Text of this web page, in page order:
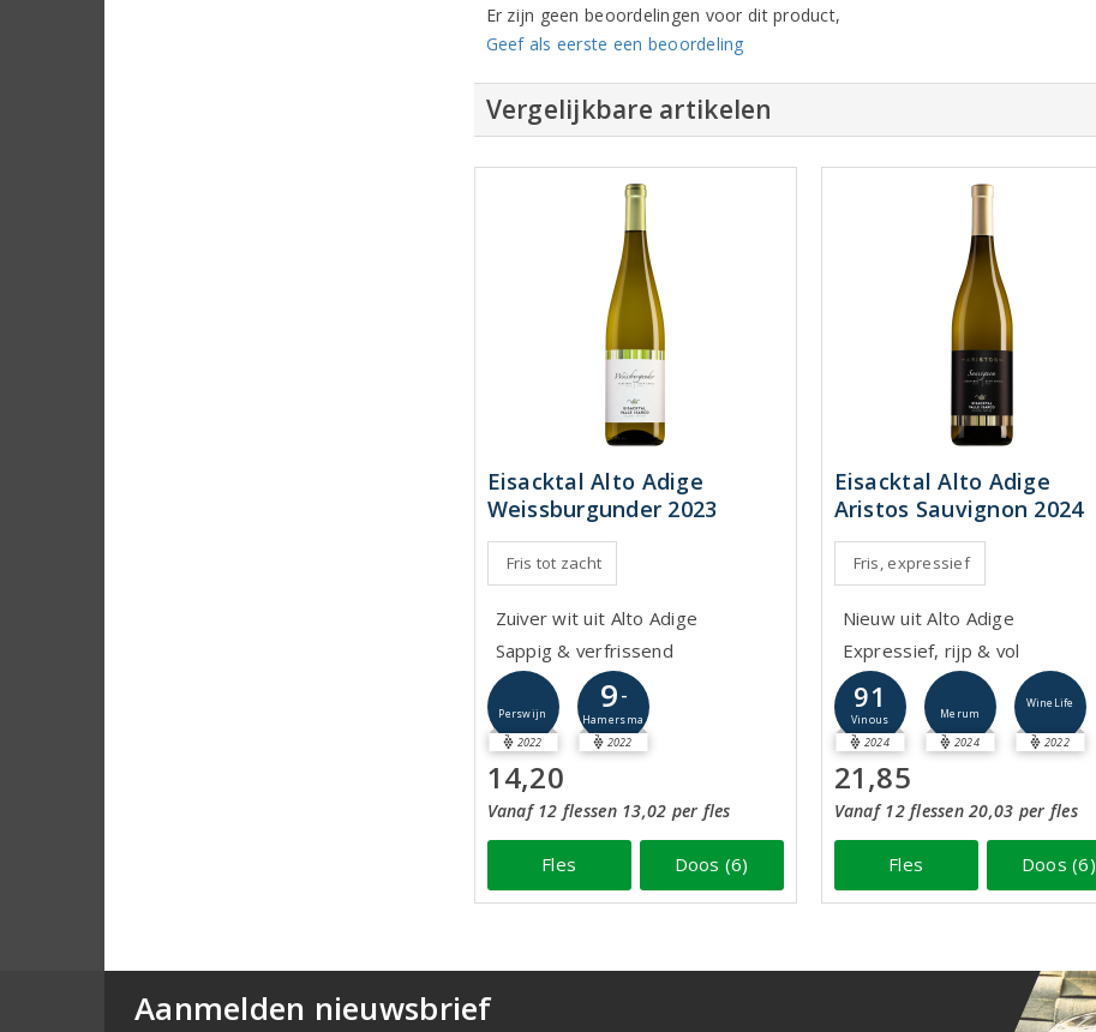
Er zijn geen beoordelingen voor dit product,
Geef als eerste een beoordeling
Vergelijkbare artikelen
Eisacktal Alto Adige
Weissburgunder 2023
Fris tot zacht
Zuiver wit uit Alto Adige
Sappig & verfrissend
Perswijn
2022
9 -
Hamersma
2022
14,20
Vanaf 12 flessen 13,02 per fles
Fles Doos (6)
Eisacktal Alto Adige
Aristos Sauvignon 2024
Fris, expressief
Nieuw uit Alto Adige
Expressief, rijp & vol
91
Vinous
2024
Merum
2024
WineLife
2022
21,85
Vanaf 12 flessen 20,03 per fles
Fles Doos (6)
Aanmelden nieuwsbrief